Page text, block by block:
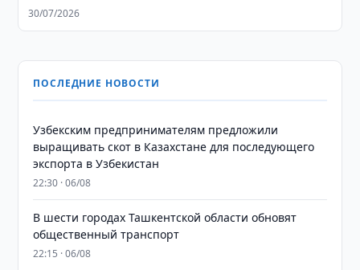
30/07/2026
ПОСЛЕДНИЕ НОВОСТИ
Узбекским предпринимателям предложили
выращивать скот в Казахстане для последующего
экспорта в Узбекистан
22:30 · 06/08
В шести городах Ташкентской области обновят
общественный транспорт
22:15 · 06/08